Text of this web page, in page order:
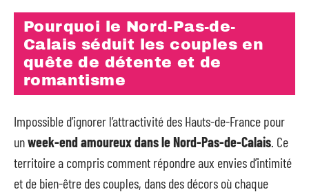
Pourquoi le Nord-Pas-de-
Calais séduit les couples en
quête de détente et de
romantisme
Impossible d’ignorer l’attractivité des Hauts-de-France pour
unweek-end amoureux dans le Nord-Pas-de-Calais . Ce
territoire a compris comment répondre aux envies d’intimité
et de bien-être des couples, dans des décors où chaque